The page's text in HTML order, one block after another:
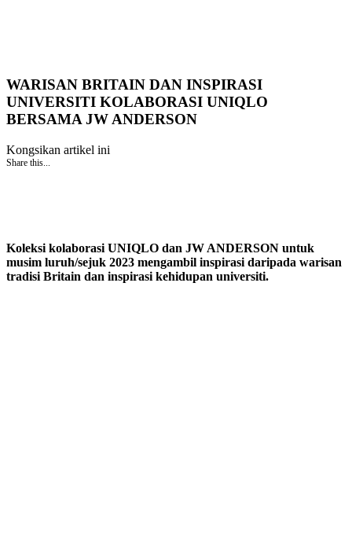
WARISAN BRITAIN DAN INSPIRASI
UNIVERSITI KOLABORASI UNIQLO
BERSAMA JW ANDERSON
Kongsikan artikel ini
Share this...
Koleksi kolaborasi UNIQLO dan JW ANDERSON untuk
musim luruh/sejuk 2023 mengambil inspirasi daripada warisan
tradisi Britain dan inspirasi kehidupan universiti.